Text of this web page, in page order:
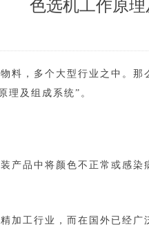
色选机工作原
料，多个大型行业之中。
理及组成系统”。
产品中将颜色不正常或感
加工行业，而在国外已经